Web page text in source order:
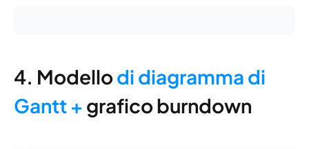
4. Modello di diagramma di
Gantt + grafico burndown